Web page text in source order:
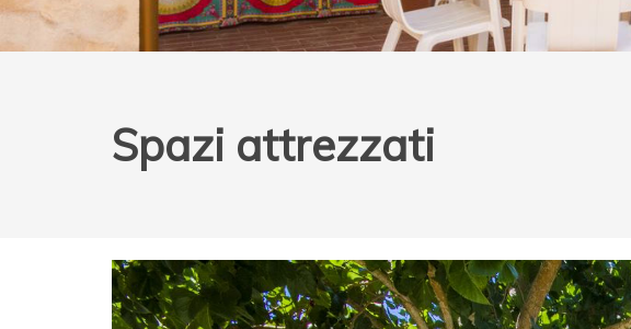
Spazi attrezzati